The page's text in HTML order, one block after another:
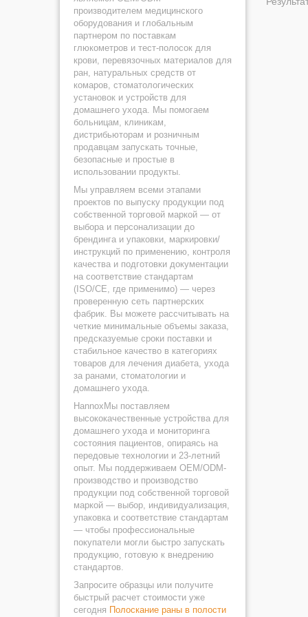
производителем медицинского
оборудования и глобальным
партнером по поставкам
глюкометров и тест-полосок для
крови, перевязочных материалов для
ран, натуральных средств от
комаров, стоматологических
установок и устройств для
домашнего ухода. Мы помогаем
больницам, клиникам,
дистрибьюторам и розничным
продавцам запускать точные,
безопасные и простые в
использовании продукты.
Мы управляем всеми этапами
проектов по выпуску продукции под
собственной торговой маркой — от
выбора и персонализации до
брендинга и упаковки, маркировки/
инструкций по применению, контроля
качества и подготовки документации
на соответствие стандартам
(ISO/CE, где применимо) — через
проверенную сеть партнерских
фабрик. Вы можете рассчитывать на
четкие минимальные объемы заказа,
предсказуемые сроки поставки и
стабильное качество в категориях
товаров для лечения диабета, ухода
за ранами, стоматологии и
домашнего ухода.
HannoxМы поставляем
высококачественные устройства для
домашнего ухода и мониторинга
состояния пациентов, опираясь на
передовые технологии и 23-летний
опыт. Мы поддерживаем OEM/ODM-
производство и производство
продукции под собственной торговой
маркой — выбор, индивидуализация,
упаковка и соответствие стандартам
— чтобы профессиональные
покупатели могли быстро запускать
продукцию, готовую к внедрению
стандартов.
Запросите образцы или получите
быстрый расчет стоимости уже
сегодня Полоскание раны в полости